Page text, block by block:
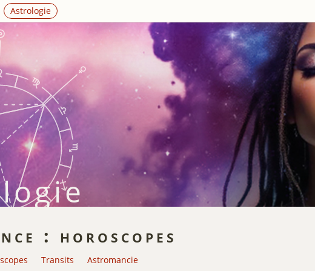
Astrologie
: horoscopes
Transits
Astromancie